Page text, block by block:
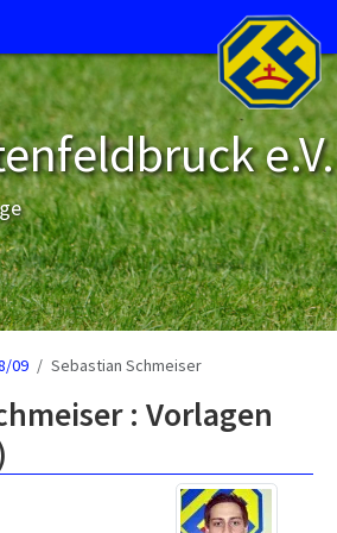
e.V.
09 Sebastian Schmeiser
: Vorlagen